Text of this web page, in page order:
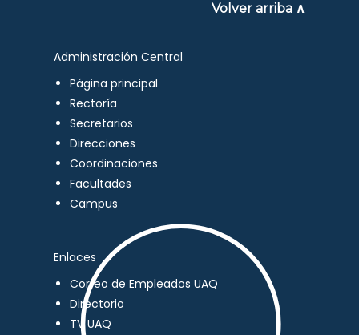
Volver arriba ∧
Administración Central
Página principal
Rectoría
Secretarios
Direcciones
Coordinaciones
Facultades
Campus
Enlaces
Correo de Empleados UAQ
Directorio
TV UAQ